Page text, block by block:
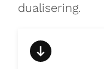
dualisering.